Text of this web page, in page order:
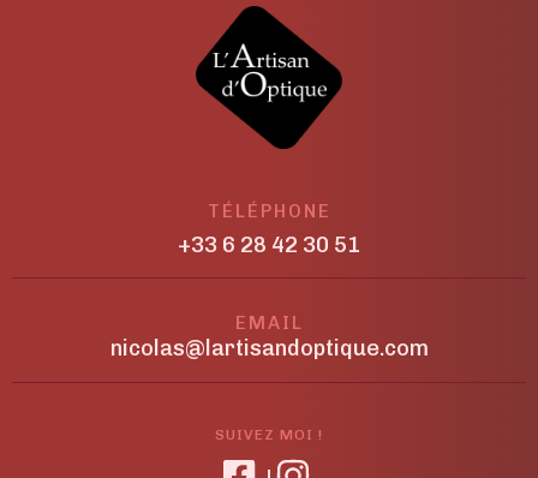
TÉLÉPHONE
+33 6 28 42 30 51
EMAIL
nicolas@lartisandoptique.com
SUIVEZ MOI !